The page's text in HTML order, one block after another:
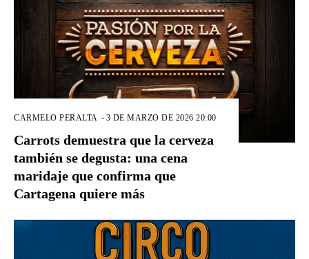
CARMELO PERALTA - 3 DE MARZO DE 2026 20:00
Carrots demuestra que la cerveza
también se degusta: una cena
maridaje que confirma que
Cartagena quiere más